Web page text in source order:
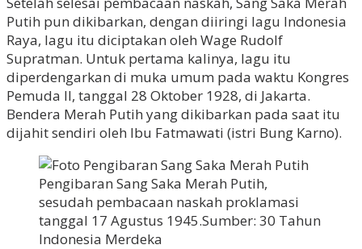
Putih pun dikibarkan, dengan diiringi lagu Indonesia
Raya, lagu itu diciptakan oleh Wage Rudolf
Supratman. Untuk pertama kalinya, lagu itu
diperdengarkan di muka umum pada waktu Kongres
Pemuda II, tanggal 28 Oktober 1928, di Jakarta.
Bendera Merah Putih yang dikibarkan pada saat itu
dijahit sendiri oleh Ibu Fatmawati (istri Bung Karno).
Pengibaran Sang Saka Merah Putih,
sesudah pembacaan naskah proklamasi
tanggal 17 Agustus 1945.Sumber: 30 Tahun
Indonesia Merdeka